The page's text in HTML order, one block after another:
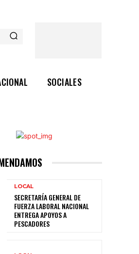
SOCIALES
LOCAL
SECRETARÍA GENERAL DE
FUERZA LABORAL NACIONAL
ENTREGA APOYOS A
PESCADORES